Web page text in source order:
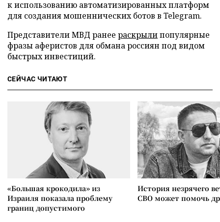
к использованию автоматизированных платформ
для создания мошеннических ботов в Telegram.
Представители МВД ранее раскрылипопулярные
фразы аферистов для обмана россиян под видом
быстрых инвестиций.
СЕЙЧАС ЧИТАЮТ
«Большая крокодила» из
Израиля показала проблему
границ допустимого
История незрячего
СВО может помочь